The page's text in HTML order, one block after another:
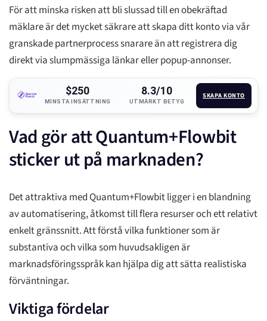
För att minska risken att bli slussad till en obekräftad
mäklare är det mycket säkrare att skapa ditt konto via vår
granskade partnerprocess snarare än att registrera dig
direkt via slumpmässiga länkar eller popup-annonser.
$250
MINSTA INSÄTTNING
8.3/10
UTMÄRKT BETYG
SKAPA KONTO
Vad gör att Quantum+Flowbit
sticker ut på marknaden?
Det attraktiva med Quantum+Flowbit ligger i en blandning
av automatisering, åtkomst till flera resurser och ett relativt
enkelt gränssnitt. Att förstå vilka funktioner som är
substantiva och vilka som huvudsakligen är
marknadsföringsspråk kan hjälpa dig att sätta realistiska
förväntningar.
Viktiga fördelar